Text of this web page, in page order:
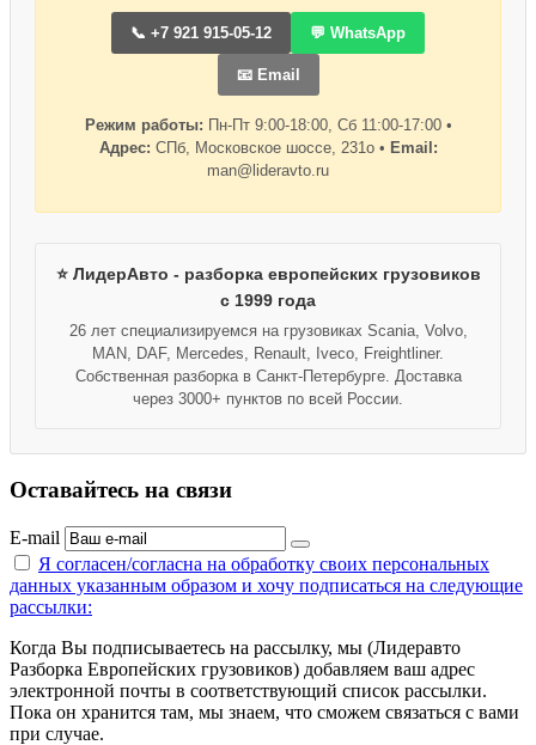
📞 +7 921 915-05-12 💬 WhatsApp
📧 Email
Режим работы: Пн-Пт 9:00-18:00, Сб 11:00-17:00 •
Адрес: СПб, Московское шоссе, 231о • Email:
man@lideravto.ru
⭐ ЛидерАвто - разборка европейских грузовиков
с 1999 года
26 лет специализируемся на грузовиках Scania, Volvo,
MAN, DAF, Mercedes, Renault, Iveco, Freightliner.
Собственная разборка в Санкт-Петербурге. Доставка
через 3000+ пунктов по всей России.
Оставайтесь на связи
E-mail
Я согласен/согласна на обработку своих персональных
данных указанным образом и хочу подписаться на следующие
рассылки:
Когда Вы подписываетесь на рассылку, мы (Лидеравто
Разборка Европейских грузовиков) добавляем ваш адрес
электронной почты в соответствующий список рассылки.
Пока он хранится там, мы знаем, что сможем связаться с вами
при случае.